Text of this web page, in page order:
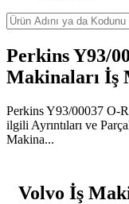
Perkins Y93/
Makinaları İş
Perkins Y93/00037 O-
ilgili Ayrıntıları ve
Makina...
Volvo İş